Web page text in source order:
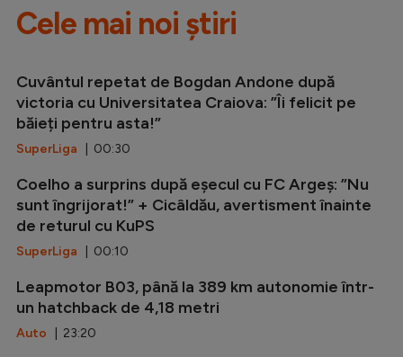
Cele mai noi știri
Cuvântul repetat de Bogdan Andone după
victoria cu Universitatea Craiova: ”Îi felicit pe
băieți pentru asta!”
SuperLiga | 00:30
Coelho a surprins după eșecul cu FC Argeș: ”Nu
sunt îngrijorat!” + Cicâldău, avertisment înainte
de returul cu KuPS
SuperLiga | 00:10
Leapmotor B03, până la 389 km autonomie într-
un hatchback de 4,18 metri
Auto | 23:20